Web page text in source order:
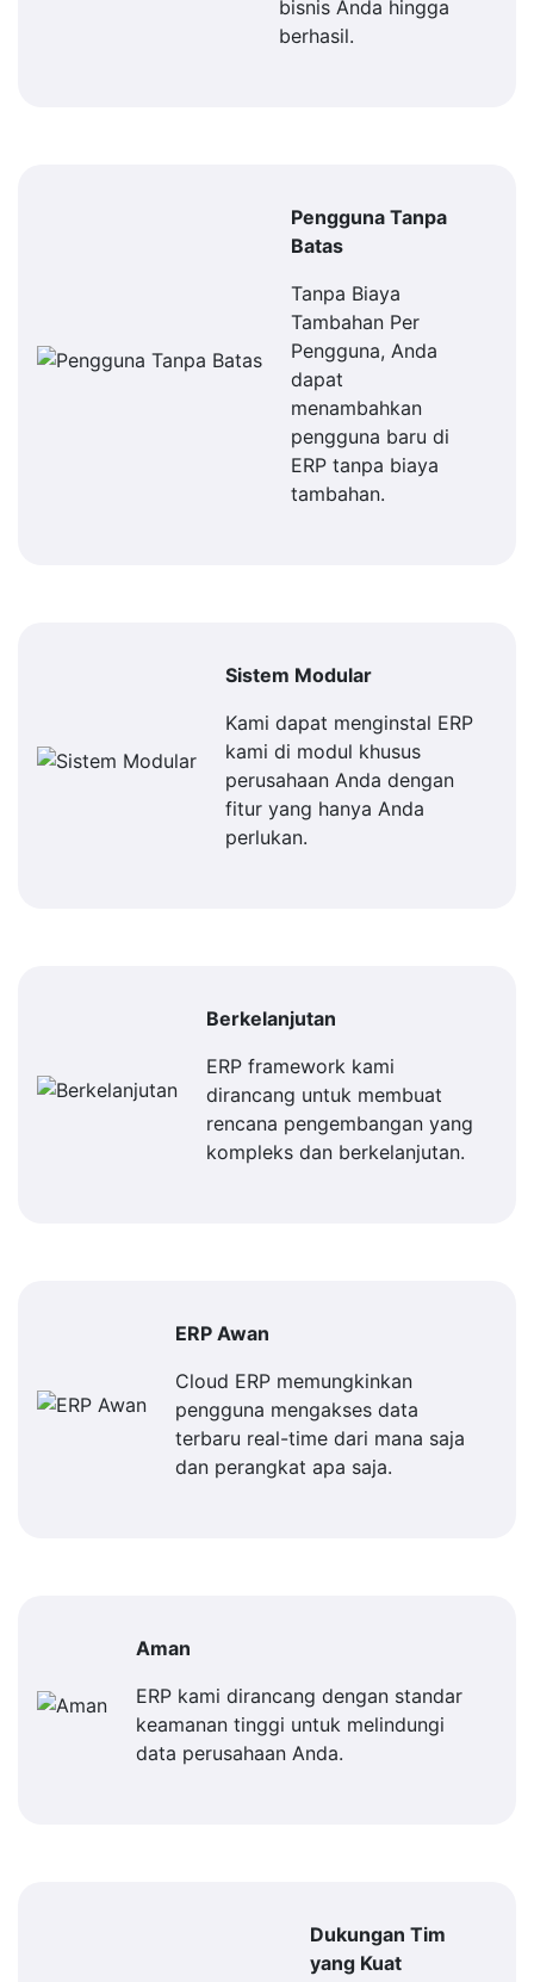
bisnis Anda hingga
berhasil.
Pengguna Tanpa
Batas
Tanpa Biaya
Tambahan Per
Pengguna, Anda
dapat
menambahkan
pengguna baru di
ERP tanpa biaya
tambahan.
Sistem Modular
Kami dapat menginstal ERP
kami di modul khusus
perusahaan Anda dengan
fitur yang hanya Anda
perlukan.
Berkelanjutan
ERP framework kami
dirancang untuk membuat
rencana pengembangan yang
kompleks dan berkelanjutan.
ERP Awan
Cloud ERP memungkinkan
pengguna mengakses data
terbaru real-time dari mana saja
dan perangkat apa saja.
Aman
ERP kami dirancang dengan standar
keamanan tinggi untuk melindungi
data perusahaan Anda.
Dukungan Tim
yang Kuat